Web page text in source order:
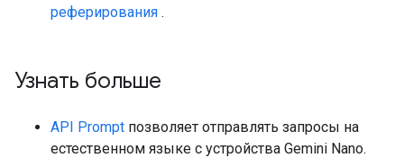
реферирования .
Узнать больше
API Prompt позволяет отправлять запросы на
естественном языке с устройства Gemini Nano.